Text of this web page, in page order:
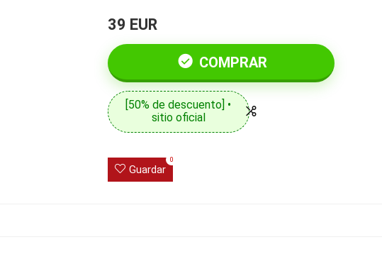
39 EUR
COMPRAR
[50% de descuento] •
sitio oficial
Guardar
0